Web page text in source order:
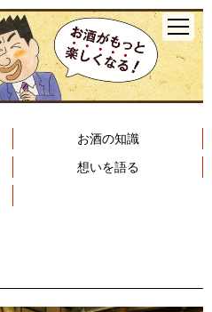
お酒の知識
想いを語る